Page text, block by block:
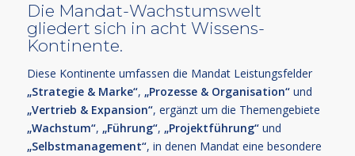
Die Mandat-Wachstumswelt
gliedert sich in acht Wissens-
Kontinente.
Diese Kontinente umfassen die Mandat Leistungsfelder
„Strategie & Marke“, „Prozesse & Organisation“ und
„Vertrieb & Expansion“, ergänzt um die Themengebiete
„Wachstum“, „Führung“, „Projektführung“und
„Selbstmanagement“, in denen Mandat eine besondere